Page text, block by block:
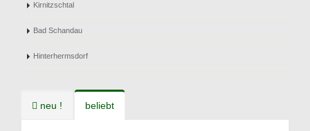
Kirnitzschtal
Bad Schandau
Hinterhermsdorf
neu ! beliebt